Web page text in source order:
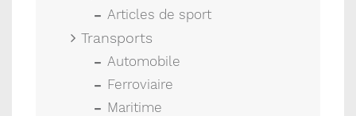
Articles de sport
Transports
Automobile
Ferroviaire
Maritime